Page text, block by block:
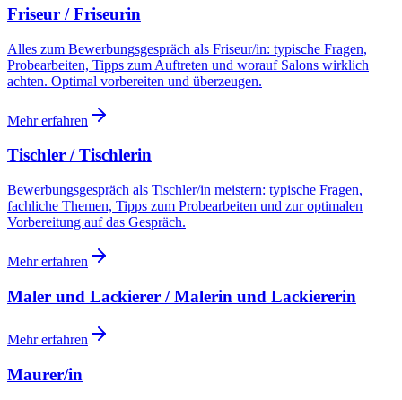
Friseur / Friseurin
Alles zum Bewerbungsgespräch als Friseur/in: typische Fragen,
Probearbeiten, Tipps zum Auftreten und worauf Salons wirklich
achten. Optimal vorbereiten und überzeugen.
Mehr erfahren
Tischler / Tischlerin
Bewerbungsgespräch als Tischler/in meistern: typische Fragen,
fachliche Themen, Tipps zum Probearbeiten und zur optimalen
Vorbereitung auf das Gespräch.
Mehr erfahren
Maler und Lackierer / Malerin und Lackiererin
Mehr erfahren
Maurer/in